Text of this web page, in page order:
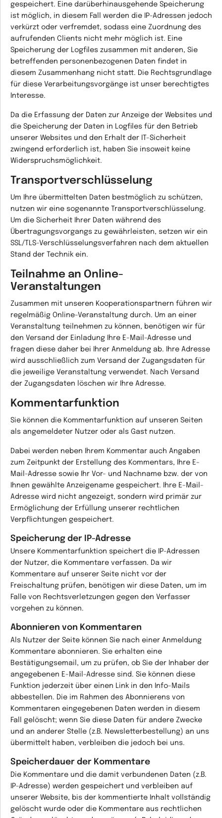
gespeichert. Eine darüberhinausgehende Speicherung
ist möglich, in diesem Fall werden die IP-Adressen jedoch
verkürzt oder verfremdet, sodass eine Zuordnung des
aufrufenden Clients nicht mehr möglich ist. Eine
Speicherung der Logfiles zusammen mit anderen, Sie
betreffenden personenbezogenen Daten findet in
diesem Zusammenhang nicht statt. Die Rechtsgrundlage
für diese Verarbeitungsvorgänge ist unser berechtigtes
Interesse.
Da die Erfassung der Daten zur Anzeige der Websites und
die Speicherung der Daten in Logfiles für den Betrieb
unserer Websites und den Erhalt der IT-Sicherheit
zwingend erforderlich ist, haben Sie insoweit keine
Widerspruchsmöglichkeit.
Transportverschlüsselung
Um Ihre übermittelten Daten bestmöglich zu schützen,
nutzen wir eine sogenannte Transportverschlüsselung.
Um die Sicherheit Ihrer Daten während des
Übertragungsvorgangs zu gewährleisten, setzen wir ein
SSL/TLS-Verschlüsselungsverfahren nach dem aktuellen
Stand der Technik ein.
Teilnahme an Online-
Veranstaltungen
Zusammen mit unseren Kooperationspartnern führen wir
regelmäßig Online-Veranstaltung durch. Um an einer
Veranstaltung teilnehmen zu können, benötigen wir für
den Versand der Einladung Ihre E-Mail-Adresse und
fragen diese daher bei Ihrer Anmeldung ab. Ihre Adresse
wird ausschließlich zum Versand der Zugangsdaten für
die jeweilige Veranstaltung verwendet. Nach Versand
der Zugangsdaten löschen wir Ihre Adresse.
Kommentarfunktion
Sie können die Kommentarfunktion auf unseren Seiten
als angemeldeter Nutzer oder als Gast nutzen.
Dabei werden neben Ihrem Kommentar auch Angaben
zum Zeitpunkt der Erstellung des Kommentars, Ihre E-
Mail-Adresse sowie Ihr Vor- und Nachname bzw. der von
Ihnen gewählte Anzeigename gespeichert. Ihre E-Mail-
Adresse wird nicht angezeigt, sondern wird primär zur
Ermöglichung der Erfüllung unserer rechtlichen
Verpflichtungen gespeichert.
Speicherung der IP-Adresse
Unsere Kommentarfunktion speichert die IP-Adressen
der Nutzer, die Kommentare verfassen. Da wir
Kommentare auf unserer Seite nicht vor der
Freischaltung prüfen, benötigen wir diese Daten, um im
Falle von Rechtsverletzungen gegen den Verfasser
vorgehen zu können.
Abonnieren von Kommentaren
Als Nutzer der Seite können Sie nach einer Anmeldung
Kommentare abonnieren. Sie erhalten eine
Bestätigungsemail, um zu prüfen, ob Sie der Inhaber der
angegebenen E-Mail-Adresse sind. Sie können diese
Funktion jederzeit über einen Link in den Info-Mails
abbestellen. Die im Rahmen des Abonnierens von
Kommentaren eingegebenen Daten werden in diesem
Fall gelöscht; wenn Sie diese Daten für andere Zwecke
und an anderer Stelle (z.B. Newsletterbestellung) an uns
übermittelt haben, verbleiben die jedoch bei uns.
Speicherdauer der Kommentare
Die Kommentare und die damit verbundenen Daten (z.B.
IP-Adresse) werden gespeichert und verbleiben auf
unserer Website, bis der kommentierte Inhalt vollständig
gelöscht wurde oder die Kommentare aus rechtlichen